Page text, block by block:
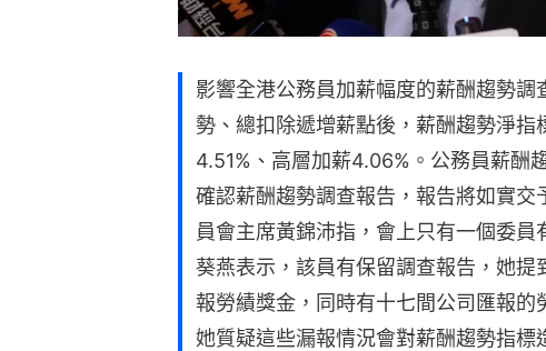
影響全港公務員加薪幅度的薪酬趨勢
勢、總扣除遞增薪點後，薪酬趨勢淨
4.51%、高層加薪4.06%。公務員薪酬
確認薪酬趨勢調查報告，報告將如實
員會主席黃錦沛指，會上只有一個委員
葵燕表示，該員有保留調查報告，她
報勞績獎金，同時有十七間公司匯報的
她質疑這些漏報情況會對薪酬趨勢指